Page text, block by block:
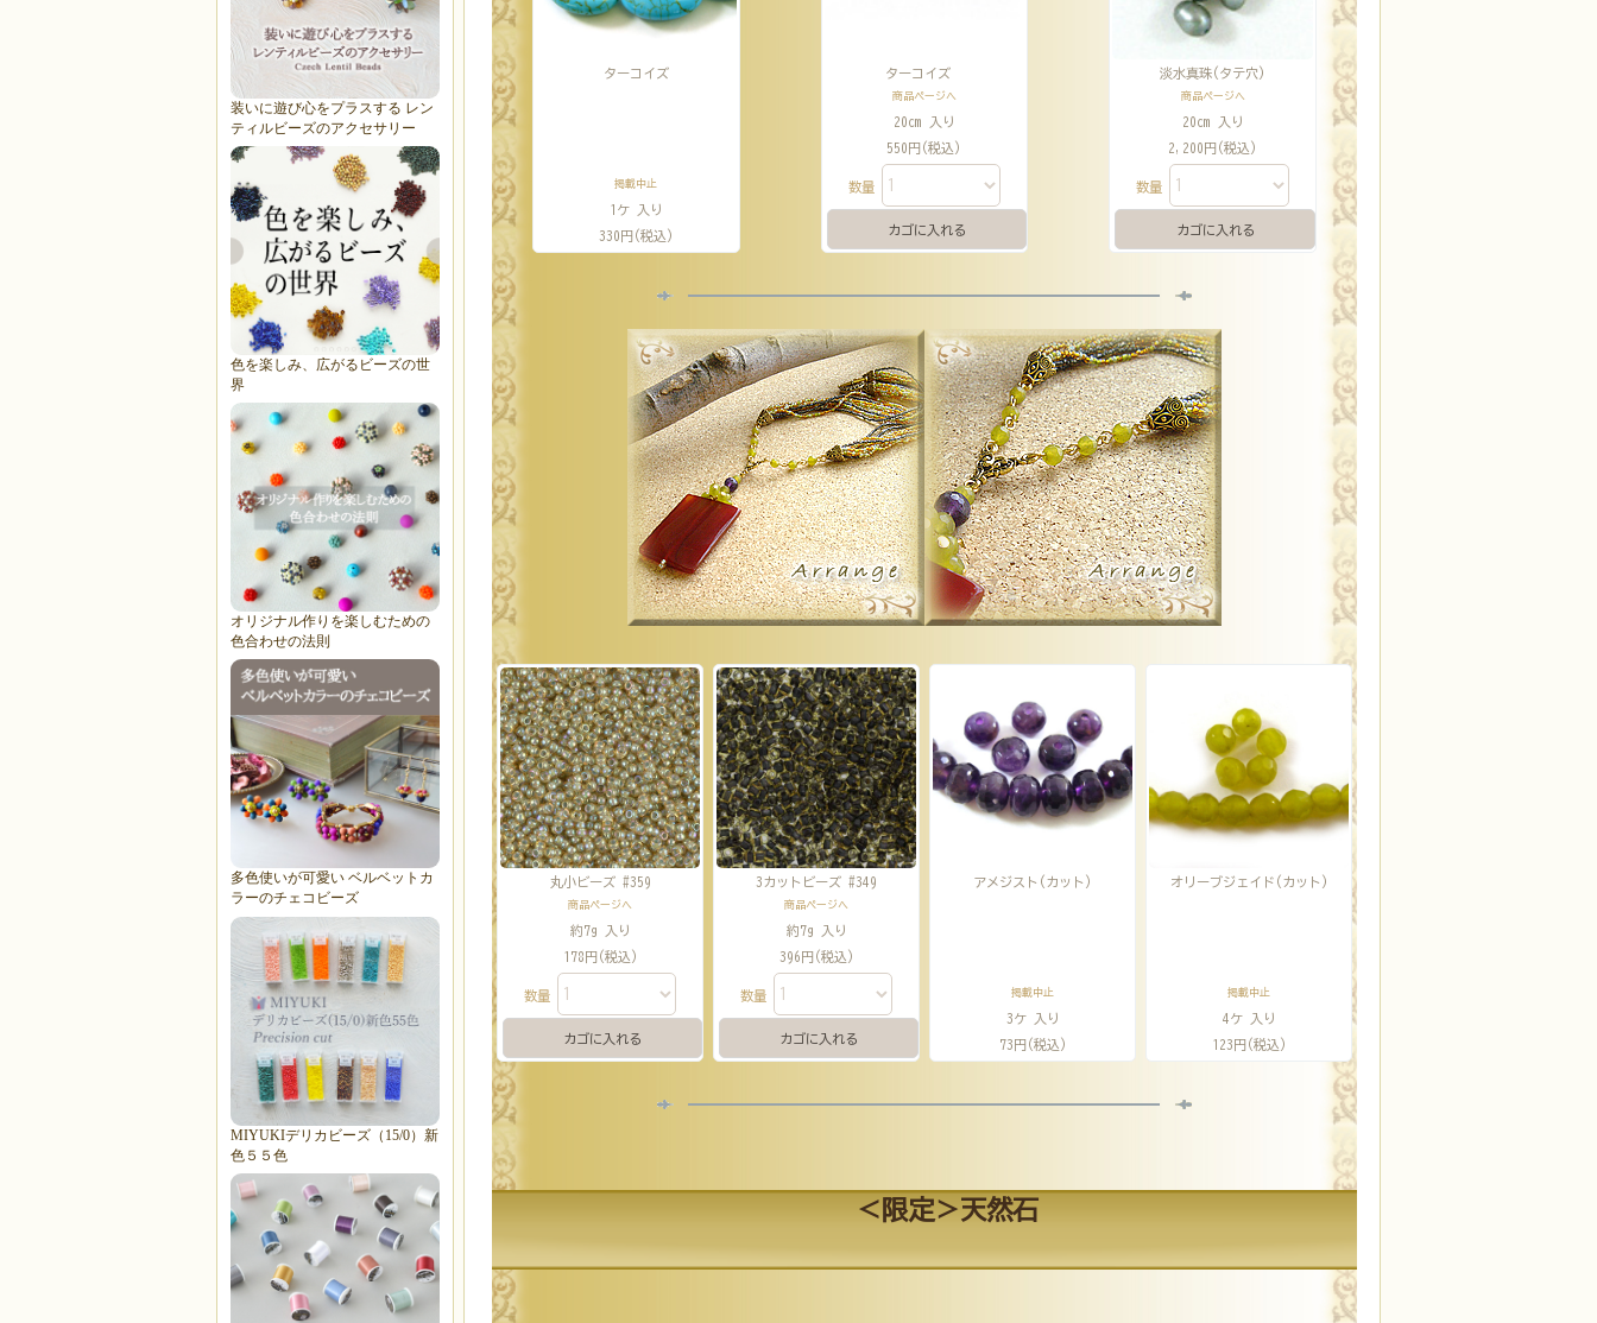
ターコイズ
掲載中止
1ケ 入り
330円(税込)
ターコイズ
商品ページへ
20cm 入り
550円(税込)
数量
淡水真珠(タテ穴)
商品ページへ
20cm 入り
2,200円(税込)
数量
丸小ビーズ #359
商品ページへ
約7g 入り
178円(税込)
数量
3カットビーズ #349
商品ページへ
約7g 入り
396円(税込)
数量
アメジスト(カット)
掲載中止
3ケ 入り
73円(税込)
オリーブジェイド(カット)
掲載中止
4ケ 入り
123円(税込)
＜限定＞天然石
装いに遊び心をプラスする レン
ティルビーズのアクセサリー
色を楽しみ、広がるビーズの世
界
オリジナル作りを楽しむための
色合わせの法則
多色使いが可愛い ベルベットカ
ラーのチェコビーズ
MIYUKIデリカビーズ（15/0）新
色５５色